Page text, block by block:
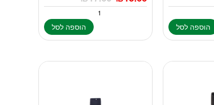
הוספה לסל הוספה לסל